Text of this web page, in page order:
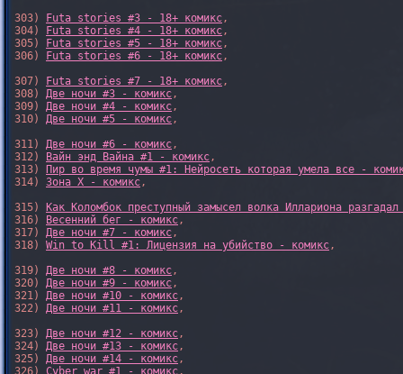
303)
Futa stories #3 - 18+ комикс,
304)
Futa stories #4 - 18+ комикс,
305)
Futa stories #5 - 18+ комикс,
306)
Futa stories #6 - 18+ комикс,
307)
Futa stories #7 - 18+ комикс,
308) Две ночи #3 - комикс,
309) Две ночи #4 - комикс,
310) Две ночи #5 - комикс,
311) Две ночи #6 - комикс,
312)
Вайн энд Вайна #1 - комикс,
313)
Пир во время чумы #1: Нейросеть которая умела все -
314) Зона X - комикс,
315)
Как Коломбок преступный замысел волка Иллариона
316)
Весенний бег - комикс,
317) Две ночи #7 - комикс,
318) Win to Kill #1: Лицензия на убийство - комикс,
319) Две ночи #8 - комикс,
320) Две ночи #9 - комикс,
321) Две ночи #10 - комикс,
322) Две ночи #11 - комикс,
323) Две ночи #12 - комикс,
324) Две ночи #13 - комикс,
325) Две ночи #14 - комикс,
326) Cyber war #1 - комикс,